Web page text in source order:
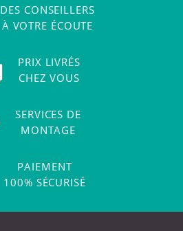
DES CONSEILLERS
À VOTRE ÉCOUTE
PRIX LIVRÉS
CHEZ VOUS
SERVICES DE
MONTAGE
PAIEMENT
100% SÉCURISÉ